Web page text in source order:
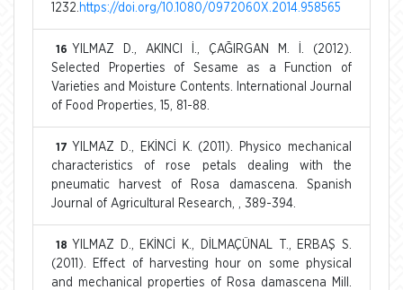
1232. https://doi.org/10.1080/0972060X.2014.958565
16 YILMAZ D., AKINCI İ., ÇAĞIRGAN M. İ. (2012).
Selected Properties of Sesame as a Function of
Varieties and Moisture Contents. International Journal
of Food Properties, 15, 81-88.
17 YILMAZ D., EKİNCİ K. (2011). Physico mechanical
characteristics of rose petals dealing with the
pneumatic harvest of Rosa damascena. Spanish
Journal of Agricultural Research, , 389-394.
18 YILMAZ D., EKİNCİ K., DİLMAÇÜNAL T., ERBAŞ S.
(2011). Effect of harvesting hour on some physical
and mechanical properties of Rosa damascena Mill.